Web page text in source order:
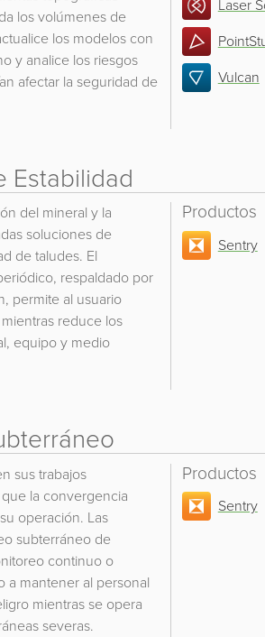
los volúmenes de
los modelos con
y analice los riesgos
afectar la seguridad de
Laser
Vulcan
Estabilidad
del mineral y la
soluciones de
de taludes. El
respaldado por
permite al usuario
reduce los
equipo y medio
Productos
Sentry
sus trabajos
la convergencia
operación. Las
subterráneo de
continuo o
a mantener al personal
mientras se opera
severas.
Productos
Sentry